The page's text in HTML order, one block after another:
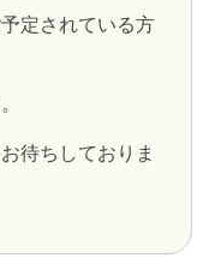
定されている方
待ちしておりま